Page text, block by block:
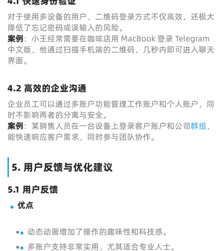
对于使用多设备的用户，二维码登录方式不仅高效，还极大
降低了忘记密码或误输入的风险。
案例：小王经常需要在咖啡店用 MacBook 登录 Telegram
中文版，他通过扫描手机端的二维码，几秒内即可进入聊天
界面。
4.2 高效的企业沟通
企业员工可以通过多账户功能管理工作账户和个人账户，同
时不影响两者的分离与安全。
案例：某销售人员在一台设备上登录客户账户和公司群组 ，
能快速响应客户需求，同时参与团队协作。
5. 用户反馈与优化建议
5.1 用户反馈
优点
动态动画增加了操作的趣味性和科技感。
多账户支持非常实用，尤其适合专业人士。